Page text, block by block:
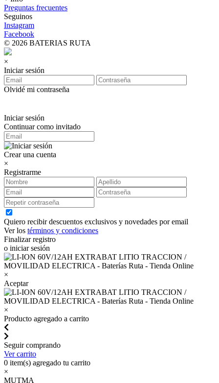
Preguntas frecuentes
Seguinos
Instagram
Facebook
© 2026 BATERIAS RUTA
×
Iniciar sesión
Olvidé mi contraseña
Iniciar sesión
Continuar como invitado
Crear una cuenta
×
Registrarme
Quiero recibir descuentos exclusivos y novedades por email
Ver los términos y condiciones
Finalizar registro
o iniciar sesión
×
Aceptar
×
Producto agregado a carrito
Seguir comprando
Ver carrito
0 item(s) agregado tu carrito
×
MUTMA